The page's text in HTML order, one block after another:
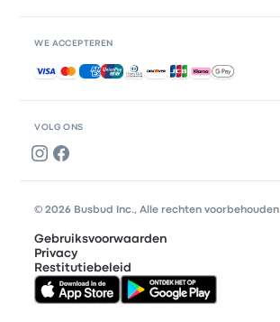
VOLG ONS
WE ACCEPTEREN
Geaccepteerde betalingen
© 2026 Busbud Inc., Alle rechten voorbehouden
Gebruiksvoorwaarden
Privacy
Restitutiebeleid